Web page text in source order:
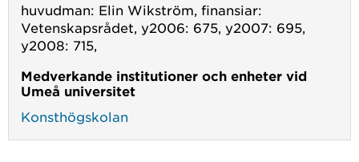
huvudman: Elin Wikström, finansiar:
Vetenskapsrådet, y2006: 675, y2007: 695,
y2008: 715,
Medverkande institutioner och enheter vid
Umeå universitet
Konsthögskolan